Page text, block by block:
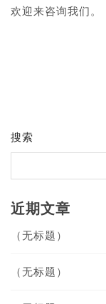
欢迎来咨询我们。
搜索
近期文章
（无标题）
（无标题）